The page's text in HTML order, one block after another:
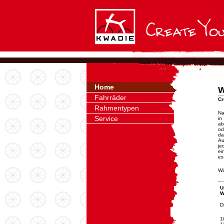
in
Home
Fahrräder
Rahmentypen
Service